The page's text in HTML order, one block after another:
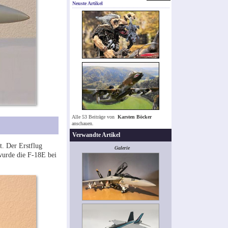
Der Erstflug
die F-18E bei
Neuste Artikel
Alle 53 Beiträge von Karsten Böcker
anschauen.
Verwandte Artikel
Galerie